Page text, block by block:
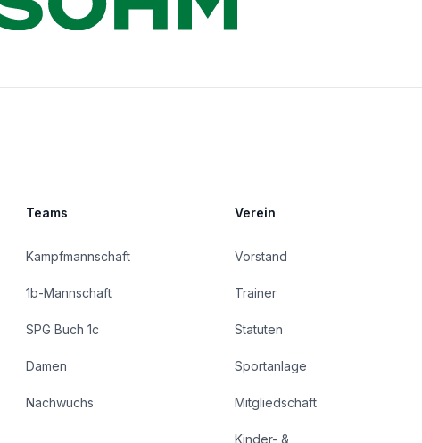
Teams
Kampfmannschaft
1b-Mannschaft
SPG Buch 1c
Damen
Nachwuchs
Verein
Vorstand
Trainer
Statuten
Sportanlage
Mitgliedschaft
Kinder- &